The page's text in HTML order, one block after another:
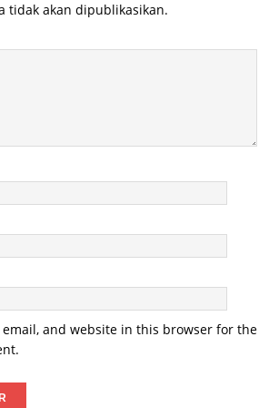
tidak akan dipublikasikan.
email, and website in this browser for the